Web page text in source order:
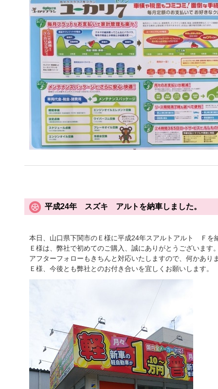
平成24年 スズキ アルトを納車しました。
本日、山口県下関市のＥ様に平成24年スアルトアルト Ｆを
Ｅ様は、弊社で初めてのご購入、誠にありがとうございます
アフターフォローもきちんと対応いたしますので、何かあり
Ｅ様、今後とも弊社とのお付き合いを宜しくお願いします。